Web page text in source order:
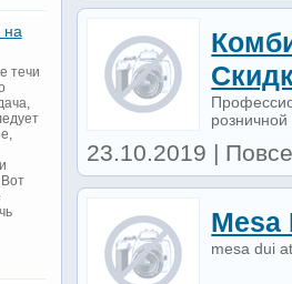
23.10.2019 |
Mesa
mesa dui
на
течи